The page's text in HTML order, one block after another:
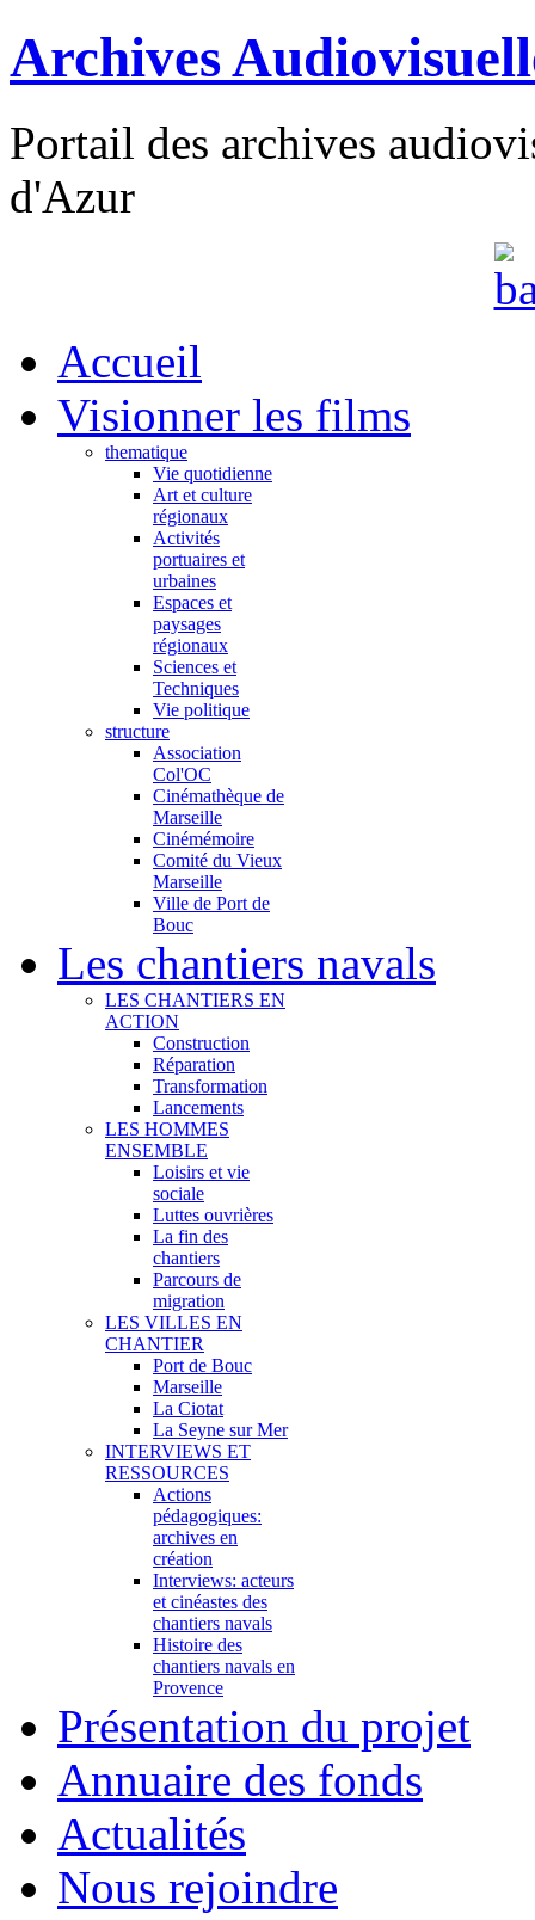
Archives
Portail des archives
d'Azur
Accueil
Visionner les films
thematique
Vie quotidienne
Art et culture
régionaux
Activités
portuaires et
urbaines
Espaces et
paysages
régionaux
Sciences et
Techniques
Vie politique
structure
Association
Col'OC
Cinémathèque de
Marseille
Cinémémoire
Comité du Vieux
Marseille
Ville de Port de
Bouc
Les chantiers navals
LES CHANTIERS EN
ACTION
Construction
Réparation
Transformation
Lancements
LES HOMMES
ENSEMBLE
Loisirs et vie
sociale
Luttes ouvrières
La fin des
chantiers
Parcours de
migration
LES VILLES EN
CHANTIER
Port de Bouc
Marseille
La Ciotat
La Seyne sur Mer
INTERVIEWS ET
RESSOURCES
Actions
pédagogiques:
archives en
création
Interviews: acteurs
et cinéastes des
chantiers navals
Histoire des
chantiers navals en
Provence
Présentation du projet
Annuaire des fonds
Actualités
Nous rejoindre